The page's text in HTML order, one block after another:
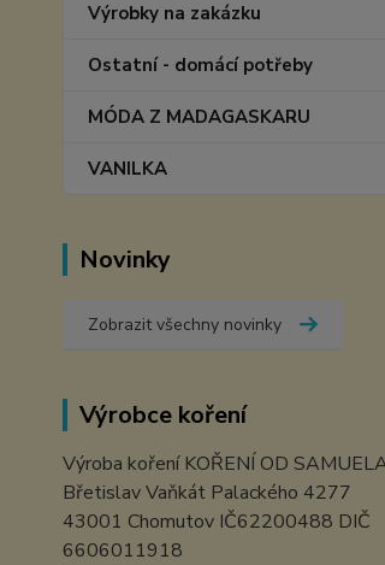
Výrobky na zakázku
Ostatní - domácí potřeby
MÓDA Z MADAGASKARU
VANILKA
Novinky
Zobrazit všechny novinky
Výrobce koření
Výroba koření KOŘENÍ OD
Břetislav Vaňkát Palackého 4277
43001 Chomutov IČ62200488 DIČ
6606011918